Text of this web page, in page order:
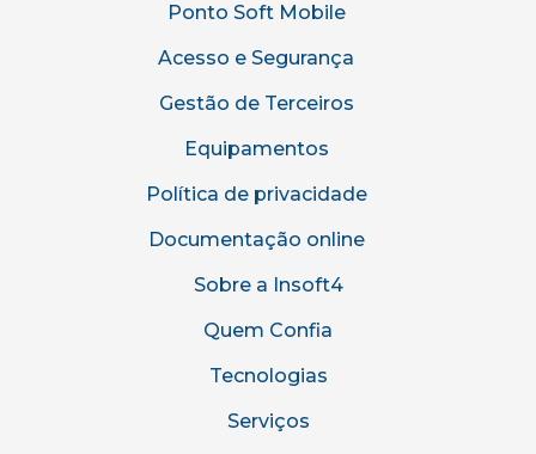
Ponto Soft Mobile
Acesso e Segurança
Gestão de Terceiros
Equipamentos
Política de privacidade
Documentação online
Sobre a Insoft4
Quem Confia
Tecnologias
Serviços